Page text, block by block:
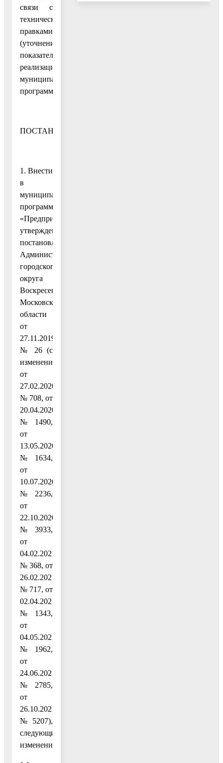
связи с
техническими
правками
(уточнением
показателей
реализации
муниципальной
программы)
ПОСТАНОВЛЯЮ:
1. Внести
в
муниципальную
программу
«Предпринимательство»,
утвержденную
постановлением
Администрации
городского
округа
Воскресенск
Московской
области
от
27.11.2019
№ 26 (с
изменениями
от
27.02.2020
№ 708, от
20.04.2020
№ 1490,
от
13.05.2020
№ 1634,
от
10.07.2020
№ 2236,
от
22.10.2020
№ 3933,
от
04.02.2021
№ 368, от
26.02.2021
№ 717, от
02.04.2021
№ 1343,
от
04.05.2021
№ 1962,
от
24.06.2021
№ 2785,
от
26.10.2021
№ 5207),
следующие
изменения: